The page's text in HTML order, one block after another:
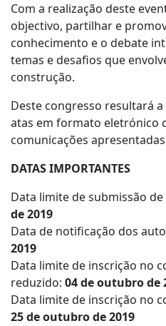
Com a realização deste
objectivo, partilhar e
conhecimento e o debate
temas e desafios que
construção.
Deste congresso resultará
atas em formato eletrónico
comunicações
DATAS IMPORTANTES
Data limite de submissão
de 2019
Data de notificação dos
2019
Data limite de inscrição no
reduzido: 04 de outubro de
Data limite de inscrição no
25 de outubro de 2019